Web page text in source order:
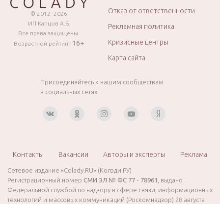
© 2012–2026
ИП Капцов А.Б.
Все права защищены.
Возрастной рейтинг 16+
Отказ от ответственности
Рекламная политика
Кризисные центры
Карта сайта
Присоединяйтесь к нашим сообществам
в социальных сетях
Контакты Вакансии Авторы и эксперты Реклама
Сетевое издание «Colady.RU» (Колэди.РУ)
Регистрационный номер СМИ ЭЛ № ФС 77 - 78961
, выдано
Федеральной службой по надзору в сфере связи, информационных
технологий и массовых коммуникаций (Роскомнадзор) 28 августа